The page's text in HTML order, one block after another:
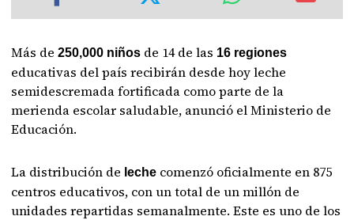
Más de250,000 niños de 14 de las 16 regiones
educativas del país recibirán desde hoy leche
semidescremada fortificada como parte de la
merienda escolar saludable, anunció el Ministerio de
Educación.
La distribución de leche comenzó oficialmente en 875
centros educativos, con un total de un millón de
unidades repartidas semanalmente. Este es uno de los